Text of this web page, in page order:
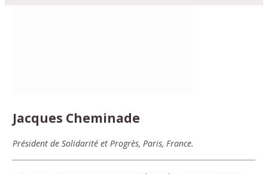
Jacques Cheminade
Président de Solidarité et Progrès, Paris, France.